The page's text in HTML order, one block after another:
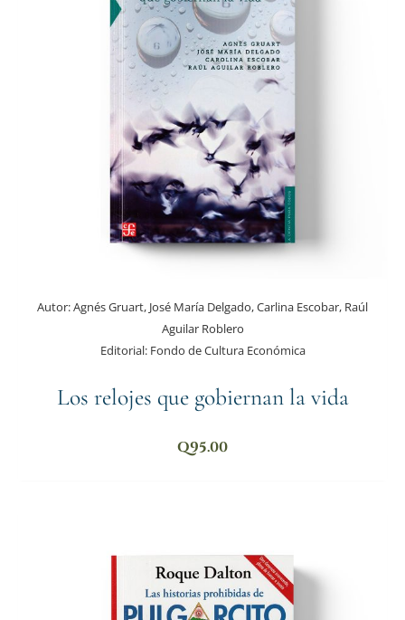
Autor:Agnés Gruart, José María Delgado, Carlina Escobar, Raúl
Aguilar Roblero
Editorial:Fondo de Cultura Económica
Los relojes que gobiernan la vida
Q95.00